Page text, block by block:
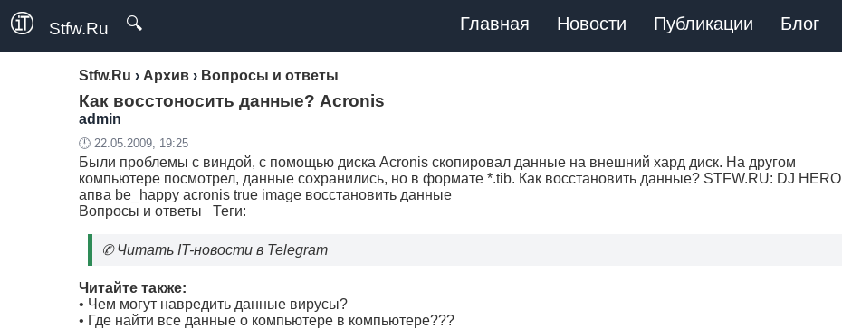
Stfw.Ru 🔍 Главная Новости Публикации Блог
Stfw.Ru › Архив › Вопросы и ответы
Как восстоносить данные? Acronis
admin
🕛 22.05.2009, 19:25
Были проблемы с виндой, с помощью диска Acronis скопировал данные на внешний хард диск. На другом
компьютере посмотрел, данные сохранились, но в формате *.tib. Как восстановить данные? STFW.RU: DJ HERO
апва be_happy acronis true image восстановить данные
Вопросы и ответы Теги:
✆Читать IT-новости в Telegram
Читайте также:
• Чем могут навредить данные вирусы?
• Где найти все данные о компьютере в компьютере???